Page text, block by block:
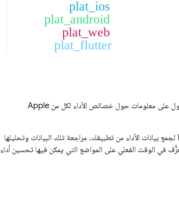
plat_ios
plat_android
plat_web
plat_flutter
هي خدمة تساعدك في الحصول على معلومات حول خصائص الأداء لكل من Apple
لجمع بيانات الأداء من تطبيقك، مراجعة تلك البيانات وتحليلها
في الوقت الفعلي على المواضع التي يمكن فيها تحسين أداء